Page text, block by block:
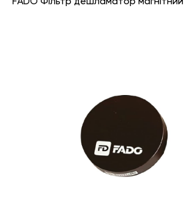
FADO Фільтр дешламатор магнітний